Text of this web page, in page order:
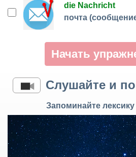
die Nachricht
почта
Начать
Слушайте и
Запоминайте